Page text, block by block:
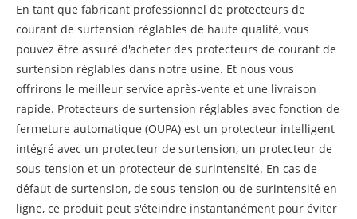
En tant que fabricant professionnel de protecteurs de
courant de surtension réglables de haute qualité, vous
pouvez être assuré d'acheter des protecteurs de courant de
surtension réglables dans notre usine. Et nous vous
offrirons le meilleur service après-vente et une livraison
rapide. Protecteurs de surtension réglables avec fonction de
fermeture automatique (OUPA) est un protecteur intelligent
intégré avec un protecteur de surtension, un protecteur de
sous-tension et un protecteur de surintensité. En cas de
défaut de surtension, de sous-tension ou de surintensité en
ligne, ce produit peut s'éteindre instantanément pour éviter